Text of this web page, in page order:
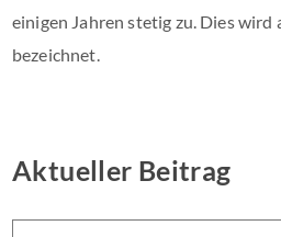
einigen Jahren stetig zu. Dies wird
bezeichnet.
Aktueller Beitrag